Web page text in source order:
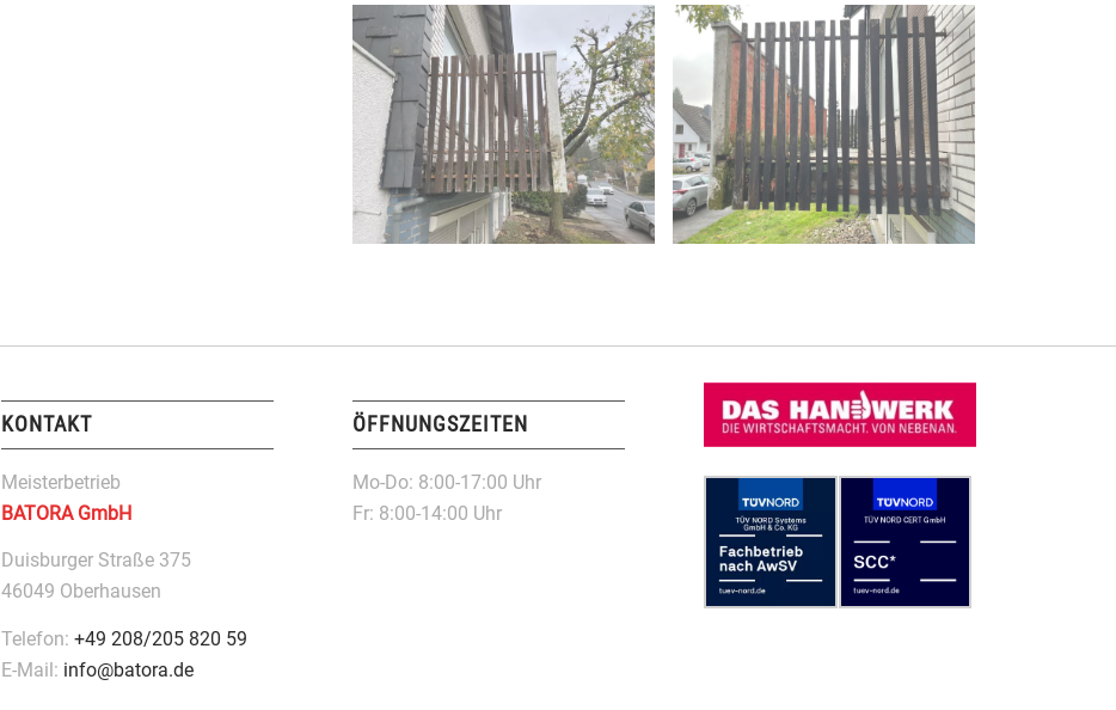
KONTAKT
Meisterbetrieb
BATORA GmbH
Duisburger Straße 375
46049 Oberhausen
Telefon:+49 208/205 820 59
E-Mail: info@batora.de
ÖFFNUNGSZEITEN
Mo-Do: 8:00-17:00 Uhr
Fr: 8:00-14:00 Uhr